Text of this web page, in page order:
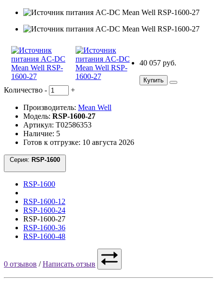
40 057 руб.
Купить
Количество - +
Производитель: Mean Well
Модель: RSP-1600-27
Артикул: Т02586353
Наличие: 5
Готов к отгрузке: 10 августа 2026
Серия:
RSP-1600
RSP-1600-12
RSP-1600-24
RSP-1600-27
RSP-1600-36
RSP-1600-48
0 отзывов /Написать отзыв